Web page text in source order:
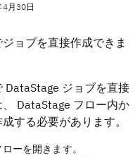
月30日
ョブを直接作成できま
DataStage ジョブを直接
DataStage フロー内か
する必要があります。
ーを開きます。